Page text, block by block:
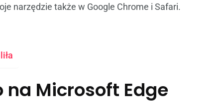
narzędzie także w Google Chrome i Safari.
Microsoft Edge